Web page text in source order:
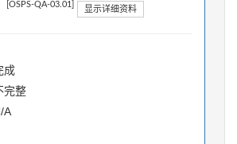
[OSPS-QA-03.01] 显示详细资料
成
完整
A